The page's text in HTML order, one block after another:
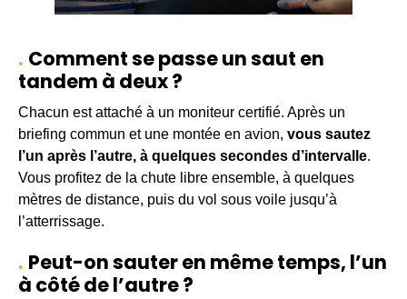
Comment se passe un saut en
tandem à deux ?
Chacun est attaché à un moniteur certifié. Après un
briefing commun et une montée en avion, vous sautez
l’un après l’autre, à quelques secondes d’intervalle.
Vous profitez de la chute libre ensemble, à quelques
mètres de distance, puis du vol sous voile jusqu’à
l’atterrissage.
Peut-on sauter en même temps, l’un
à côté de l’autre ?